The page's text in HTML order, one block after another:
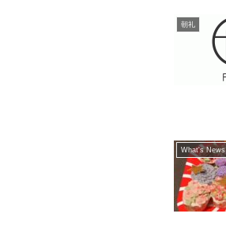
朝礼
What's News